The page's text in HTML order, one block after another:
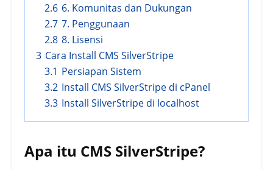
2.6 6. Komunitas dan Dukungan
2.7 7. Penggunaan
2.8 8. Lisensi
3 Cara Install CMS SilverStripe
3.1 Persiapan Sistem
3.2 Install CMS SilverStripe di cPanel
3.3 Install SilverStripe di localhost
Apa itu CMS SilverStripe?